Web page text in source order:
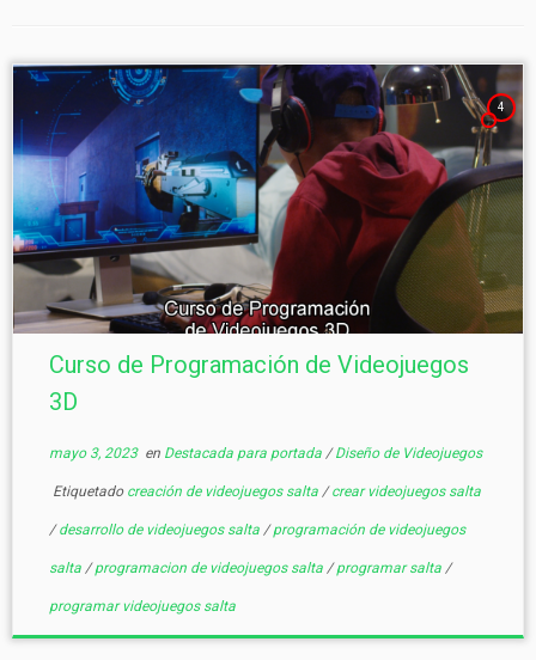
4
Curso de Programación de Videojuegos
3D
mayo 3, 2023en Destacada para portada /Diseño de Videojuegos
Etiquetado creación de videojuegos salta /crear videojuegos salta
/desarrollo de videojuegos salta /programación de videojuegos
salta /programacion de videojuegos salta /programar salta /
programar videojuegos salta